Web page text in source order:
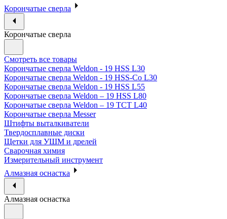
Корончатые сверла
Корончатые сверла
Смотреть все товары
Корончатые сверла Weldon - 19 HSS L30
Корончатые сверла Weldon - 19 HSS-Co L30
Корончатые сверла Weldon - 19 HSS L55
Корончатые сверла Weldon – 19 HSS L80
Корончатые сверла Weldon – 19 TCT L40
Корончатые сверла Messer
Штифты выталкиватели
Твердосплавные диски
Щетки для УШМ и дрелей
Сварочная химия
Измерительный инструмент
Алмазная оснастка
Алмазная оснастка